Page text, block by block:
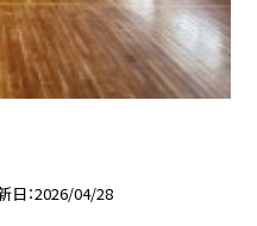
日 2026/04/28